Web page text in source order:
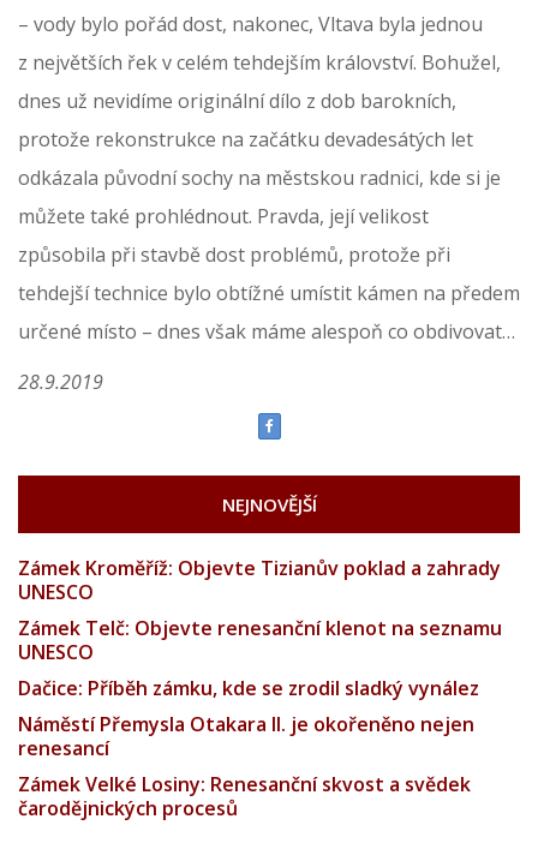
– vody bylo pořád dost, nakonec, Vltava byla jednou
z největších řek v celém tehdejším království. Bohužel,
dnes už nevidíme originální dílo z dob barokních,
protože rekonstrukce na začátku devadesátých let
odkázala původní sochy na městskou radnici, kde si je
můžete také prohlédnout. Pravda, její velikost
způsobila při stavbě dost problémů, protože při
tehdejší technice bylo obtížné umístit kámen na předem
určené místo – dnes však máme alespoň co obdivovat…
28.9.2019
NEJNOVĚJŠÍ
Zámek Kroměříž: Objevte Tizianův poklad a zahrady
UNESCO
Zámek Telč: Objevte renesanční klenot na seznamu
UNESCO
Dačice: Příběh zámku, kde se zrodil sladký vynález
Náměstí Přemysla Otakara II. je okořeněno nejen
renesancí
Zámek Velké Losiny: Renesanční skvost a svědek
čarodějnických procesů